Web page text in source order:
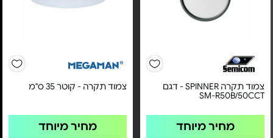
צמוד תקרה SPINNER - דגם
SM-R50B/50CCT
מחיר מיוחד
צמוד תקרה - קוטר 35 ס"מ
מחיר מיוחד